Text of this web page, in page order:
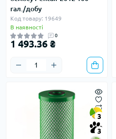
гал./добу
Код товару: 19649
В наявності
0
1 493.36 ₴
3
3